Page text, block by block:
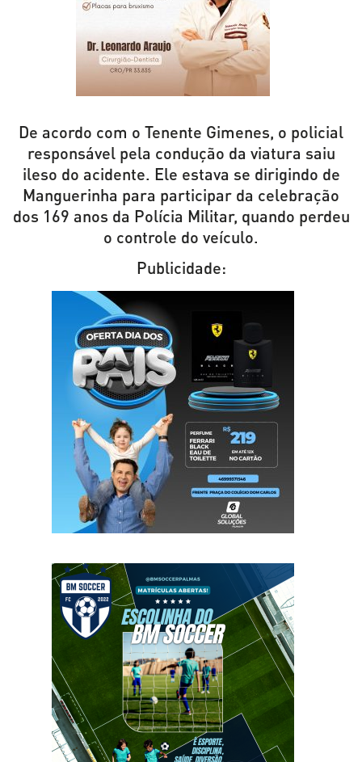
De acordo com o Tenente Gimenes, o policial
responsável pela condução da viatura saiu
ileso do acidente. Ele estava se dirigindo de
Manguerinha para participar da celebração
dos 169 anos da Polícia Militar, quando perdeu
o controle do veículo.
Publicidade: